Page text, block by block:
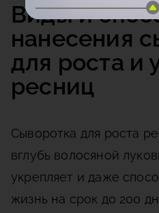
Виды и
нанесения
для роста и
ресниц
Сыворотка для роста
вглубь волосяной
укрепляет и даже
жизнь на срок до 200